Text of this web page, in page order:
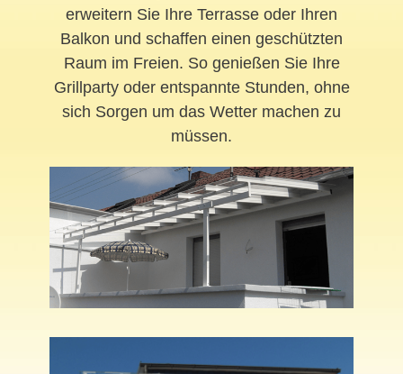
erweitern Sie Ihre Terrasse oder Ihren
Balkon und schaffen einen geschützten
Raum im Freien. So genießen Sie Ihre
Grillparty oder entspannte Stunden, ohne
sich Sorgen um das Wetter machen zu
müssen.